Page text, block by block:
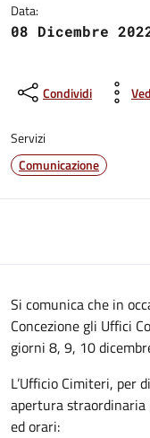
Data:
08 Dicembre
Condividi
Servizi
Comunicazione
Si comunica che in
Concezione gli Uffici
giorni 8, 9, 10
L’Ufficio Cimiteri, per
apertura straordinaria
ed orari: